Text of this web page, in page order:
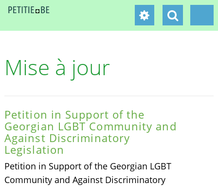
Mise à jour
Petition in Support of the
Georgian LGBT Community and
Against Discriminatory
Legislation
Petition in Support of the Georgian LGBT
Community and Against Discriminatory